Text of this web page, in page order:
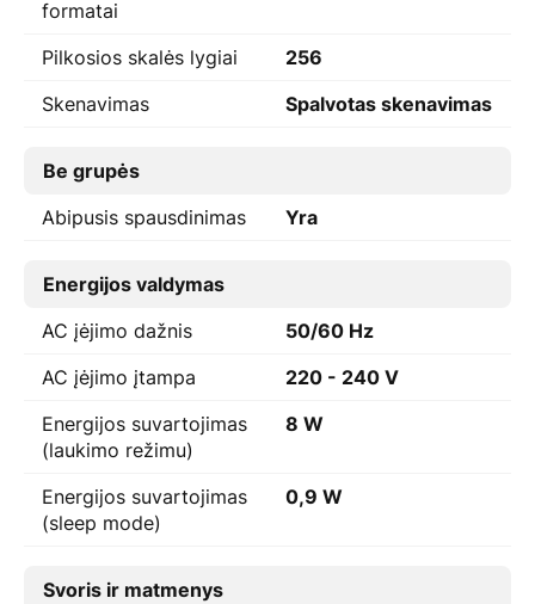
formatai
Pilkosios skalės lygiai
256
Skenavimas
Spalvotas skenavimas
Be grupės
Abipusis spausdinimas
Yra
Energijos valdymas
AC įėjimo dažnis
50/60 Hz
AC įėjimo įtampa
220 - 240 V
Energijos suvartojimas
(laukimo režimu)
8 W
Energijos suvartojimas
(sleep mode)
0,9 W
Svoris ir matmenys